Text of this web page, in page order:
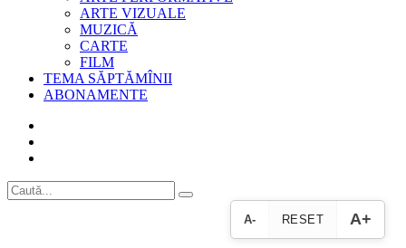
ARTE VIZUALE
MUZICĂ
CARTE
FILM
TEMA SĂPTĂMÎNII
ABONAMENTE
A- RESET A+